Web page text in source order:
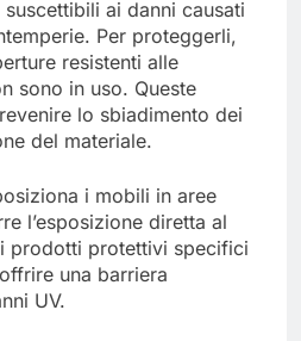
ai danni causati
Per proteggerli,
resistenti alle
sono in uso. Queste
lo sbiadimento dei
del materiale.
i mobili in aree
l’esposizione diretta al
prodotti protettivi specifici
una barriera
UV.